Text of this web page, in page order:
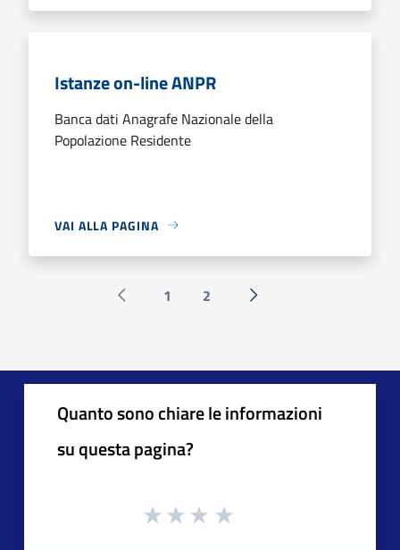
Istanze on-line ANPR
Banca dati Anagrafe Nazionale della
Popolazione Residente
VAI ALLA PAGINA
Pagina precedente
1 2 Successiva »
Quanto sono chiare le informazioni
su questa pagina?